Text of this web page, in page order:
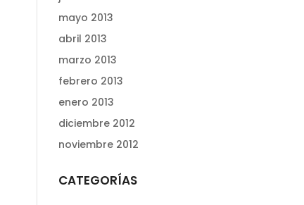
mayo 2013
abril 2013
marzo 2013
febrero 2013
enero 2013
diciembre 2012
noviembre 2012
CATEGORÍAS